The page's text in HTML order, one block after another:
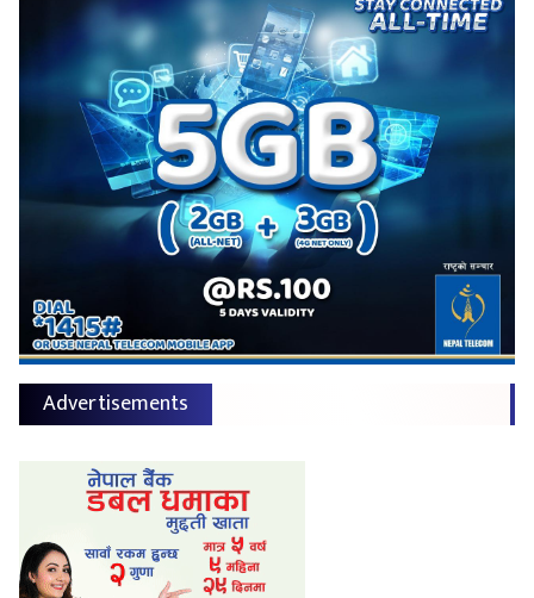
Advertisements